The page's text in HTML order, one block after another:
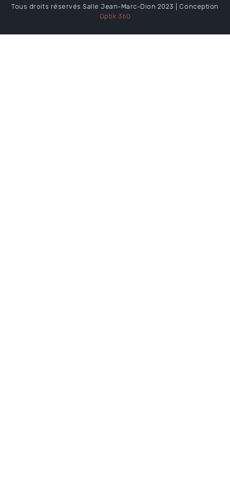
Tous droits réservés Salle Jean-Marc-Dion 2023 | Conception
Optik 360